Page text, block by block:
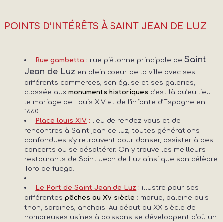
POINTS D’INTÉRÊTS À SAINT JEAN DE LUZ
Rue gambetta : rue piétonne principale deSaint
Jean de Luz en plein coeur de la ville avec ses
différents commerces, son église et ses galeries,
classée aux monuments historiques c’est là qu’eu lieu
le mariage de Louis XIV et de l’infante d’Espagne en
1660.
Place louis XIV : lieu de rendez-vous et de
rencontres à Saint jean de luz, toutes générations
confondues s’y retrouvent pour danser, assister à des
concerts ou se désaltérer. On y trouve les meilleurs
restaurants de Saint Jean de Luz ainsi que son célèbre
Toro de fuego.
Le Port de Saint Jean de Luz : illustre pour ses
différentes pêches au XV siècle : morue, baleine puis
thon, sardines, anchois. Au début du XX siècle de
nombreuses usines à poissons se développent d’où un